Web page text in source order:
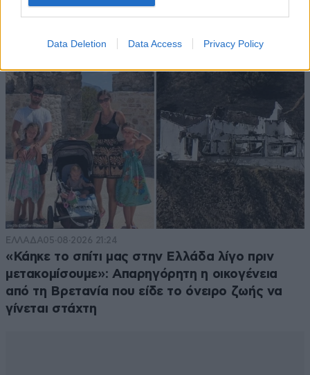
Data Deletion Data Access Privacy Policy
TRENDING
ΕΛΛΑΔΑ05·08·2026 21:24
«Κάηκε το σπίτι μας στην Ελλάδα λίγο πριν
μετακομίσουμε»: Απαρηγόρητη η οικογένεια
από τη Βρετανία που είδε το όνειρο ζωής να
γίνεται στάχτη